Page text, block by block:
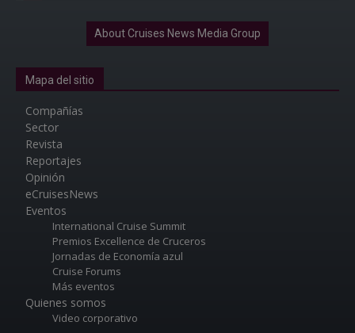
About Cruises News Media Group
Mapa del sitio
Compañías
Sector
Revista
Reportajes
Opinión
eCruisesNews
Eventos
International Cruise Summit
Premios Excellence de Cruceros
Jornadas de Economía azul
Cruise Forums
Más eventos
Quienes somos
Video corporativo